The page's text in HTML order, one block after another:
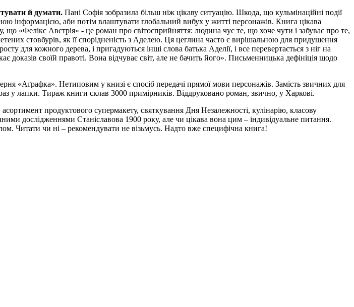
й думати. Пані Софія зобразила більш ніж цікаву ситуацію. Шкода, що кульмінаційні події
інформацією, аби потім влаштувати глобальний вибух у житті персонажів. Книга цікава
«Фелікс Австрія» - це роман про світосприйняття: людина чує те, що хоче чути і забуває про те,
стовбурів, як її спорідненість з Аделею. Ця цеглина часто є вирішальною для придушення
для кожного дерева, і пригадуються інші слова батька Аделії, і все перевертається з ніг на
своїй правоті. Вона відчуває світ, але не бачить його». Письменницька дефініція щодо
«Аґрафка». Нетиповим у книзі є спосіб передачі прямої мови персонажів. Замість звичних для
у лапки. Тираж книги склав 3000 примірників. Віддруковано роман, звично, у Харкові.
продуктового супермакету, святкування Дня Незалежності, кулінарію, класову
дослідженнями Станіславова 1900 року, але чи цікава вона цим – індивідуальне питання.
Читати чи ні – рекомендувати не візьмусь. Надто вже специфічна книга!